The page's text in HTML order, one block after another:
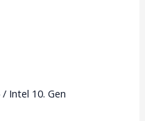
Intel 10. Gen